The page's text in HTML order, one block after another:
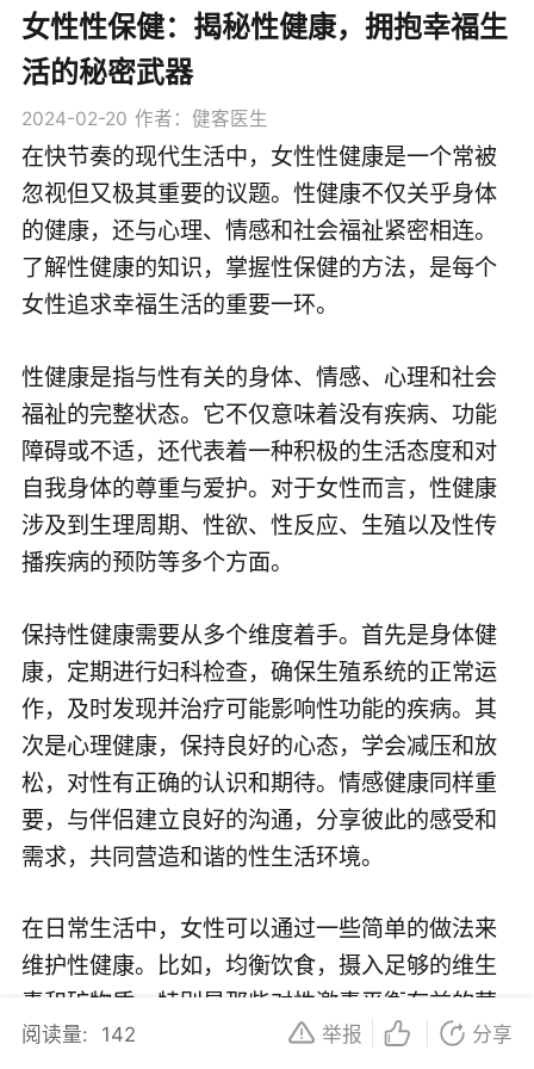
女性性保健：揭秘性健康，拥抱幸福生
活的秘密武器
2024-02-20 作者：健客医生
在快节奏的现代生活中，女性性健康是一个常被
忽视但又极其重要的议题。性健康不仅关乎身体
的健康，还与心理、情感和社会福祉紧密相连。
了解性健康的知识，掌握性保健的方法，是每个
女性追求幸福生活的重要一环。
性健康是指与性有关的身体、情感、心理和社会
福祉的完整状态。它不仅意味着没有疾病、功能
障碍或不适，还代表着一种积极的生活态度和对
自我身体的尊重与爱护。对于女性而言，性健康
涉及到生理周期、性欲、性反应、生殖以及性传
播疾病的预防等多个方面。
保持性健康需要从多个维度着手。首先是身体健
康，定期进行妇科检查，确保生殖系统的正常运
作，及时发现并治疗可能影响性功能的疾病。其
次是心理健康，保持良好的心态，学会减压和放
松，对性有正确的认识和期待。情感健康同样重
要，与伴侣建立良好的沟通，分享彼此的感受和
需求，共同营造和谐的性生活环境。
在日常生活中，女性可以通过一些简单的做法来
维护性健康。比如，均衡饮食，摄入足够的维生
素和矿物质，特别是那些对性激素平衡有益的营
养素。规律运动，增强身体素质，提高性生活的
阅读量: 142 举报 分享